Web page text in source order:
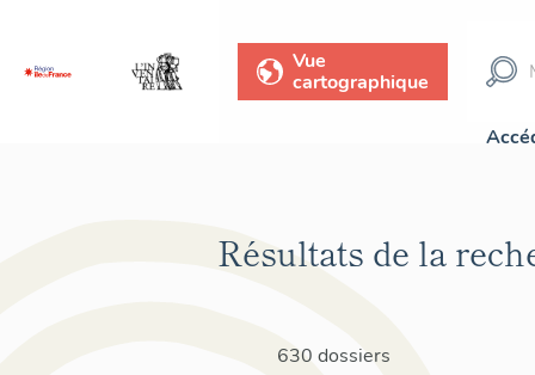
Vue
cartographique
Résultats de la
630 dossiers